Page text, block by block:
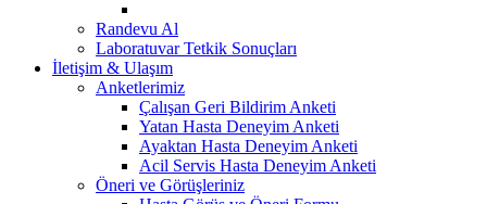
Randevu Al
Laboratuvar Tetkik Sonuçları
İletişim & Ulaşım
Anketlerimiz
Çalışan Geri Bildirim Anketi
Yatan Hasta Deneyim Anketi
Ayaktan Hasta Deneyim Anketi
Acil Servis Hasta Deneyim Anketi
Öneri ve Görüşleriniz